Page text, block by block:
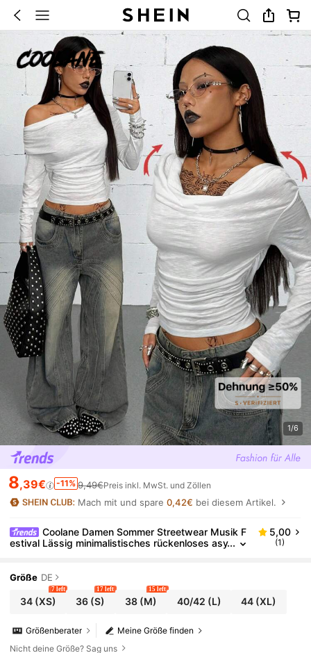
1/6
8,39€ -11% 9,49€Preis inkl. MwSt. und Zöllen
Mach mit und spare0,42€ bei diesem Artikel.
Coolane Damen Sommer Streetwear Musik F
estival Lässig minimalistisches rückenloses asy
5,00
(1)
Größe DE
34(XS)
7 left
36 (S)
17 left
38(M)
15 left
40/42 (L) 44 (XL)
Meine Größe finden
Größenberater
Nicht deine Größe? Sag uns